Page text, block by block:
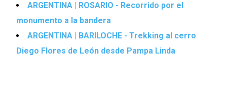
ARGENTINA | ROSARIO - Recorrido por el
monumento a la bandera
ARGENTINA | BARILOCHE - Trekking al cerro
Diego Flores de León desde Pampa Linda